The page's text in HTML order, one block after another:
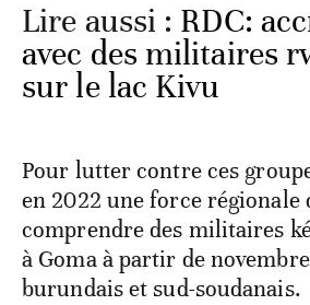
Lire aussi : RDC:
avec des militaires
sur le lac Kivu
Pour lutter contre ces
en 2022 une force régionale
comprendre des militaires
à Goma à partir de
burundais et sud-soudanais.